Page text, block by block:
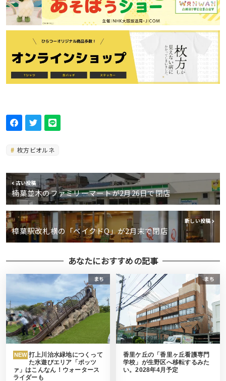
枚方ビオルネ
古い投稿
楠葉並木のファミリーマートが2月26日で閉店
新しい投稿
樟葉駅改札横の「ベイクドQ」が2月末で閉店
あなたにおすすめの記事
まち
NEW 打上川治水緑地につくって
た水遊びエリア「ポッツ
ァ」はこんなん！ウォータース
ライダーも
まち
香里ケ丘の「香里ヶ丘看護専門
学校」が生野区へ移転するみた
い。2028年4月予定